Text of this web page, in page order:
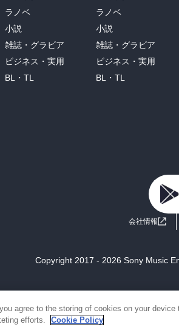
ラノベ
小説
雑誌・グラビア
ビジネス・実用
BL・TL
ラノベ
小説
雑誌・グラビア
ビジネス・実用
BL・TL
会社情報
Copyright 2017 - 2026 Sony Music
agree to the storing of cookies on your
efforts.
Cookie Policy